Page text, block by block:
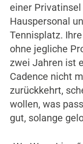
einer
Hauspersonal
Tennisplatz.
ohne jegliche
zwei Jahren ist
Cadence nicht
zurückkehrt,
wollen, was
gut, solange